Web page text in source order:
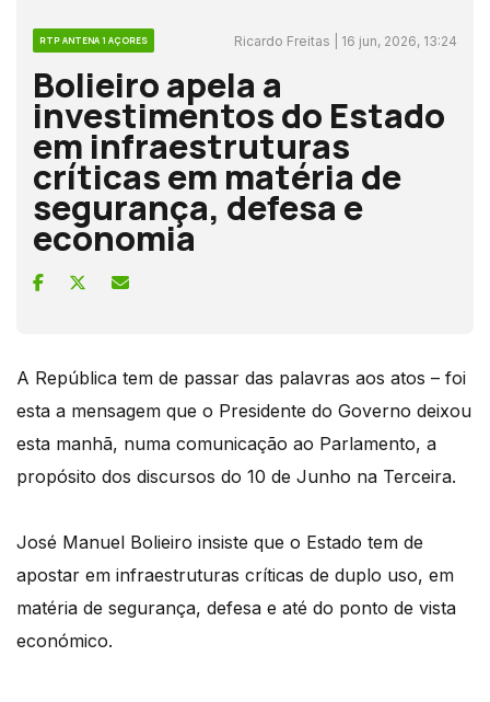
RTP ANTENA 1 AÇORES Ricardo Freitas | 16 jun, 2026, 13:24
Bolieiro apela a
investimentos do Estado
em infraestruturas
críticas em matéria de
segurança, defesa e
economia
A República tem de passar das palavras aos atos – foi
esta a mensagem que o Presidente do Governo deixou
esta manhã, numa comunicação ao Parlamento, a
propósito dos discursos do 10 de Junho na Terceira.
José Manuel Bolieiro insiste que o Estado tem de
apostar em infraestruturas críticas de duplo uso, em
matéria de segurança, defesa e até do ponto de vista
económico.